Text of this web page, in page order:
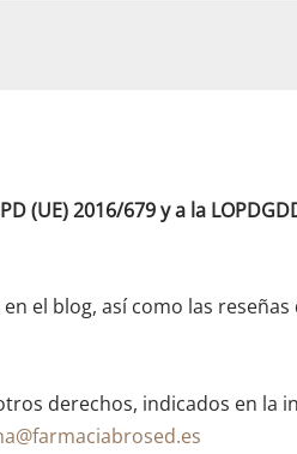
(UE) 2016/679 y a la
el blog, así como las
derechos, indicados en la